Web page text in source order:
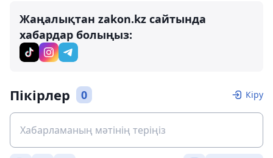
Жаңалықтан zakon.kz сайтында
хабардар болыңыз:
Пікірлер 0 Кіру